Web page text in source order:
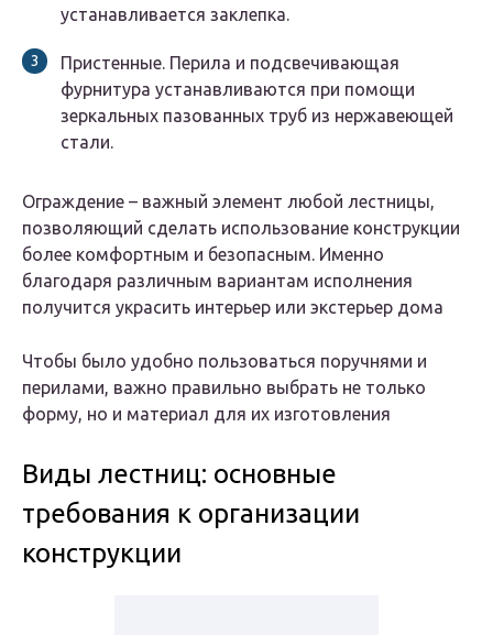
устанавливается заклепка.
Пристенные. Перила и подсвечивающая
фурнитура устанавливаются при помощи
зеркальных пазованных труб из нержавеющей
стали.
Ограждение – важный элемент любой лестницы,
позволяющий сделать использование конструкции
более комфортным и безопасным. Именно
благодаря различным вариантам исполнения
получится украсить интерьер или экстерьер дома
Чтобы было удобно пользоваться поручнями и
перилами, важно правильно выбрать не только
форму, но и материал для их изготовления
Виды лестниц: основные
требования к организации
конструкции